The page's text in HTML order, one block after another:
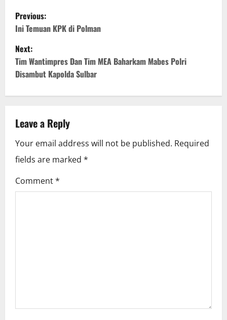
P
o
s
t
n
a
v
i
g
Previous:
Ini Temuan KPK di Polman
Next:
Tim Wantimpres Dan Tim MEA Baharkam Mabes Polri
Disambut Kapolda Sulbar
Leave a Reply
Your email address will not be published. Required
fields are marked *
Comment*